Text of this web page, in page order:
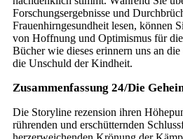
Forschungsergebnisse und
Frauenhirngesundheit lesen, können
von Hoffnung und Optimismus für
Bücher wie dieses erinnern uns an
die Unschuld der Kindheit.
Zusammenfassung 24/Die
Die Storyline rezension ihren
rührenden und erschütternden